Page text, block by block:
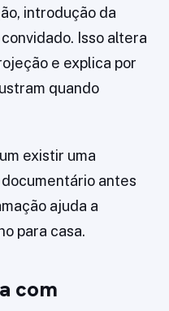
introdução da
Isso altera
e explica por
quando
existir uma
antes
ajuda a
para casa.
com